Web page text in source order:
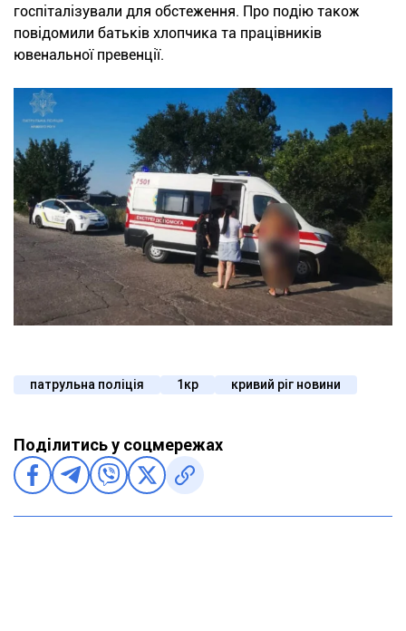
госпіталізували для обстеження. Про подію також
повідомили батьків хлопчика та працівників
ювенальної превенції.
патрульна поліція 1кр кривий ріг новини
Поділитись у соцмережах